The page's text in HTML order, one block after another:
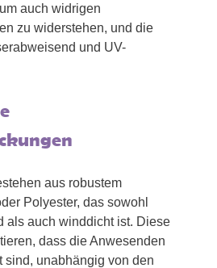
auch widrigen
zu widerstehen, und die
und UV-
aus robustem
Polyester, das sowohl
als auch winddicht ist. Diese
dass die Anwesenden
sind, unabhängig von den